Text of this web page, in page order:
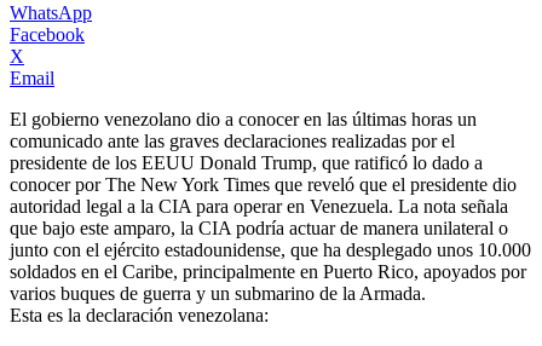
WhatsApp
Facebook
X
Email
El gobierno venezolano dio a conocer en las últimas horas un
comunicado ante las graves declaraciones realizadas por el
presidente de los EEUU Donald Trump, que ratificó lo dado a
conocer por The New York Times que reveló que el presidente dio
autoridad legal a la CIA para operar en Venezuela. La nota señala
que bajo este amparo, la CIA podría actuar de manera unilateral o
junto con el ejército estadounidense, que ha desplegado unos 10.000
soldados en el Caribe, principalmente en Puerto Rico, apoyados por
varios buques de guerra y un submarino de la Armada.
Esta es la declaración venezolana: